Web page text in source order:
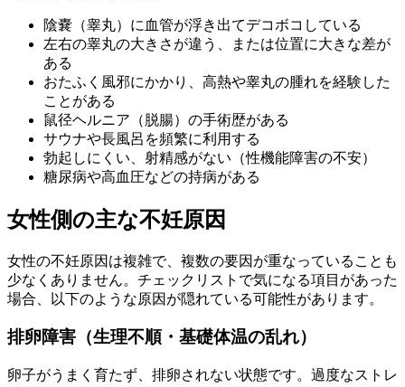
陰嚢（睾丸）に血管が浮き出てデコボコしている
左右の睾丸の大きさが違う、または位置に大きな差が
ある
おたふく風邪にかかり、高熱や睾丸の腫れを経験した
ことがある
鼠径ヘルニア（脱腸）の手術歴がある
サウナや長風呂を頻繁に利用する
勃起しにくい、射精感がない（性機能障害の不安）
糖尿病や高血圧などの持病がある
女性側の主な不妊原因
女性の不妊原因は複雑で、複数の要因が重なっていることも
少なくありません。チェックリストで気になる項目があった
場合、以下のような原因が隠れている可能性があります。
排卵障害（生理不順・基礎体温の乱れ）
卵子がうまく育たず、 排卵されない状態です。過度なストレ